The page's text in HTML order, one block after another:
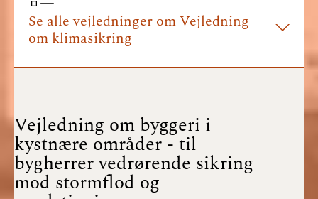
2024)
BR18 (1/1- 30/06
BR18 (17/9 - 31/12
2022)
BR18 (1/7 - 16/9
Se alle vejledninger om Vejledning
om klimasikring
Vejledning om byggeri i
kystnære områder - til
bygherrer vedrørende sikring
mod stormflod og